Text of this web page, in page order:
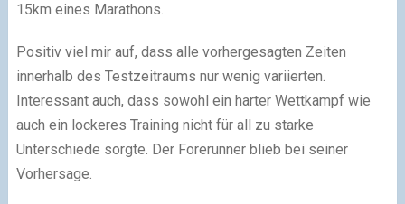
15km eines Marathons.
Positiv viel mir auf, dass alle vorhergesagten Zeiten
innerhalb des Testzeitraums nur wenig variierten.
Interessant auch, dass sowohl ein harter Wettkampf wie
auch ein lockeres Training nicht für all zu starke
Unterschiede sorgte. Der Forerunner blieb bei seiner
Vorhersage.